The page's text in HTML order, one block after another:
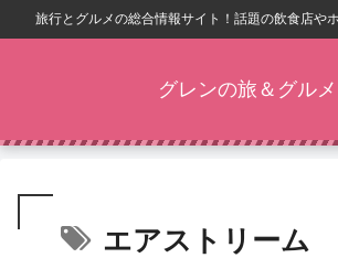
旅行とグルメの総合情報サイト！話題の飲食店や
グレンの旅＆グルメ
エアストリーム